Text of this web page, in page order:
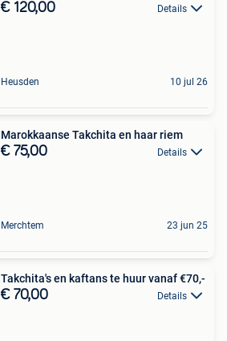
€ 120,00 Details
Heusden 10 jul 26
Marokkaanse Takchita en haar riem
€ 75,00 Details
Merchtem 23 jun 25
Takchita's en kaftans te huur vanaf €70,-
€ 70,00 Details